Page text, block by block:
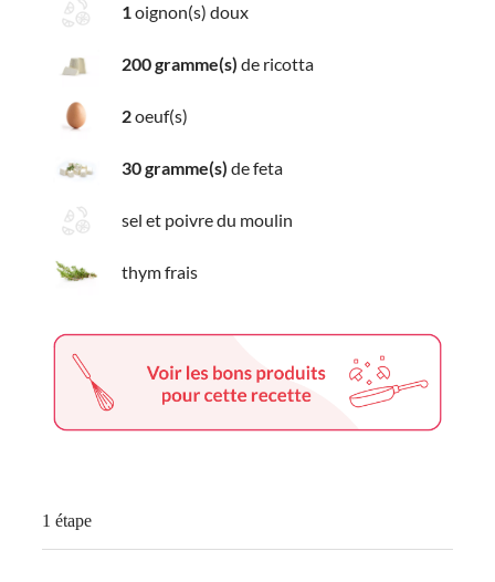
1oignon(s) doux
200 gramme(s) de ricotta
2oeuf(s)
30 gramme(s) de feta
sel et poivre du moulin
thym frais
1 étape